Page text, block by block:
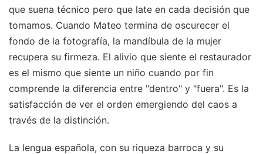
que suena técnico pero que late en cada decisión que
tomamos. Cuando Mateo termina de oscurecer el
fondo de la fotografía, la mandíbula de la mujer
recupera su firmeza. El alivio que siente el restaurador
es el mismo que siente un niño cuando por fin
comprende la diferencia entre "dentro" y "fuera". Es la
satisfacción de ver el orden emergiendo del caos a
través de la distinción.
La lengua española, con su riqueza barroca y su